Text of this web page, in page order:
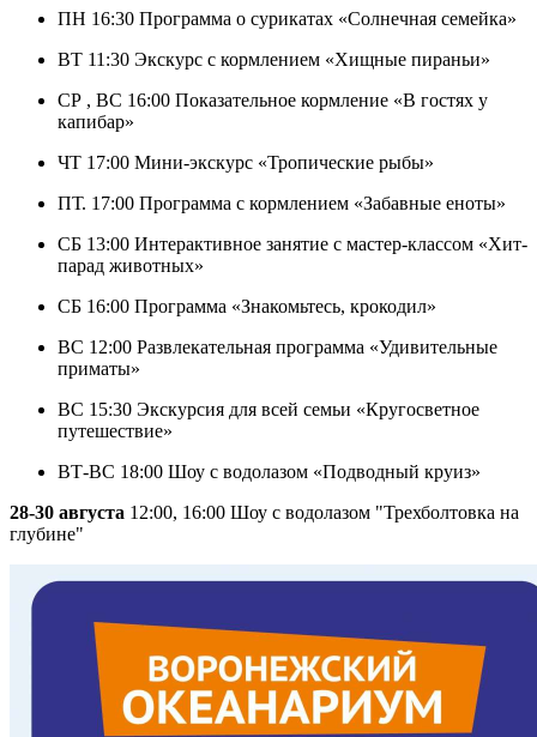
ПН 16:30 Программа о сурикатах «Солнечная семейка»
ВТ 11:30 Экскурс с кормлением «Хищные пираньи»
СР , ВС 16:00 Показательное кормление «В гостях у
капибар»
ЧТ 17:00 Мини-экскурс «Тропические рыбы»
ПТ. 17:00 Программа с кормлением «Забавные еноты»
СБ 13:00 Интерактивное занятие с мастер-классом «Хит-
парад животных»
СБ 16:00 Программа «Знакомьтесь, крокодил»
ВС 12:00 Развлекательная программа «Удивительные
приматы»
ВС 15:30 Экскурсия для всей семьи «Кругосветное
путешествие»
ВТ-ВС 18:00 Шоу с водолазом «Подводный круиз»
28-30 августа 12:00, 16:00 Шоу с водолазом "Трехболтовка на
глубине"